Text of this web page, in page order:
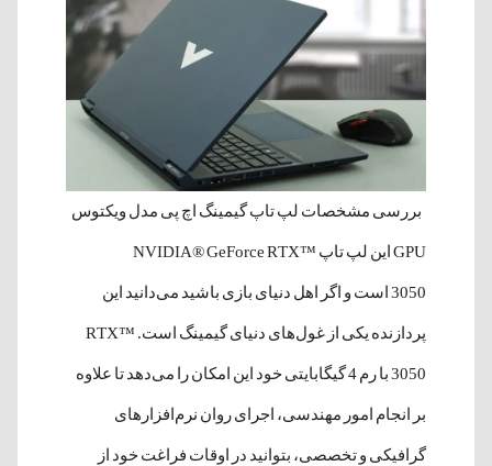
بررسی مشخصات لپ تاپ گیمینگ اچ پی مدل ویکتوس
GPU این لپ تاپ NVIDIA® GeForce RTX™
3050 است و اگر اهل دنیای بازی باشید می‌دانید این
پردازنده یکی از غول‌های دنیای گیمینگ است. RTX™
3050 با رم 4 گیگابایتی خود این امکان را می‌دهد تا علاوه
بر انجام امور مهندسی، اجرای روان نرم‌افزارهای
گرافیکی و تخصصی، بتوانید در اوقات فراغت خود از